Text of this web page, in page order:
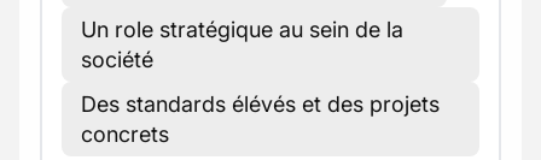
Un role stratégique au sein de la
société
Des standards élévés et des projets
concrets